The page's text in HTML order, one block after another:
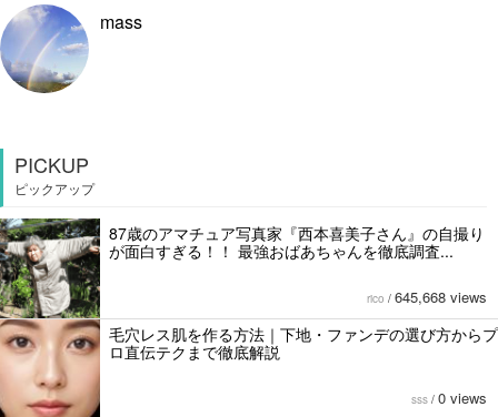
mass
PICKUP
ピックアップ
87歳のアマチュア写真家『西本喜美子さん』の自撮り
が面白すぎる！！ 最強おばあちゃんを徹底調査...
rico / 645,668 views
毛穴レス肌を作る方法｜下地・ファンデの選び方からプ
ロ直伝テクまで徹底解説
sss / 0 views